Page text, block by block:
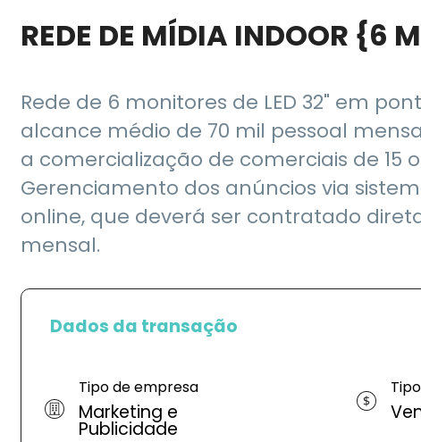
REDE DE MÍDIA INDOOR {6
Rede de 6 monitores de LED 32" em
alcance médio de 70 mil pessoal
a comercialização de comerciais de 15
Gerenciamento dos anúncios via
online, que deverá ser contratado
mensal.
Dados da transação
Tipo de empresa
Marketing e
Publicidade